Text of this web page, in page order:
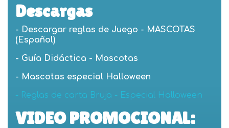
Descargas
- Descargar reglas de Juego - MASCOTAS
(Español)
- Guía Didáctica - Mascotas
- Mascotas especial Halloween
- Reglas de carta Bruja - Especial Halloween
VIDEO PROMOCIONAL: